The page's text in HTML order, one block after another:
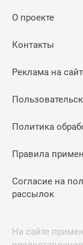
О проекте
Контакты
Реклама на
Политика
Правила
Согласие на
рассылок
На сайте